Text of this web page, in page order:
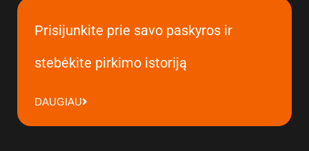
Prisijunkite prie savo paskyros ir
stebėkite pirkimo istoriją
DAUGIAU